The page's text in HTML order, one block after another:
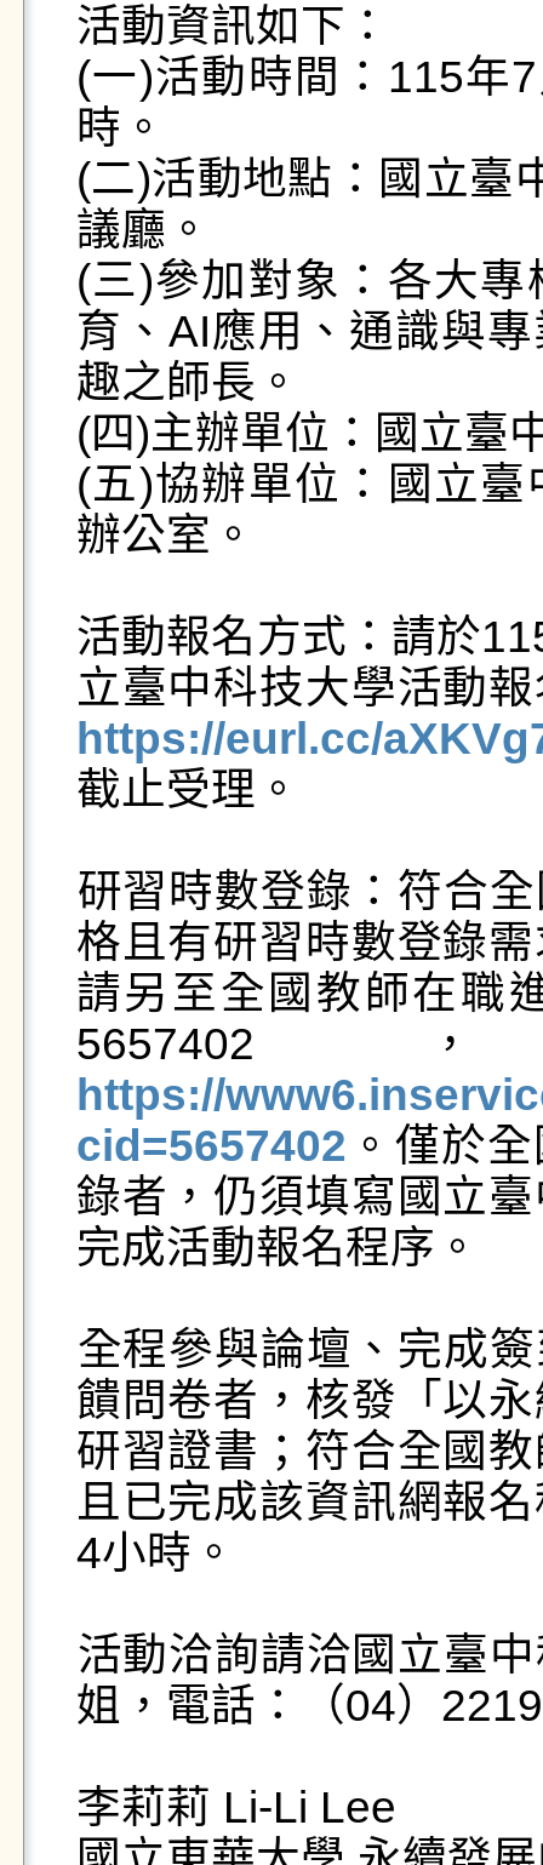
​​​活動資訊如下：
​​(一)​​​活動時間：115年
時。
​​(二)​​​活動地點：國立臺
議廳。
​​(三)​​​參加對象：各大
育、AI應用、通識與
趣之師長。
​​(四)​​​主辦單位：國立臺
​​(五)​​​協辦單位：國立
辦公室。
活動報名方式：請於
立臺中科技大學活動
https://eurl.cc/
截止受理。
研習時數登錄：符合
格且有研習時數登錄
請另至全國教師在職
https://
cid=5657402 。​​​僅於
錄者，仍須填寫國立
完成活動報名程序。
全程參與論壇、完成
饋問卷者，核發「以
研習證書；符合全國
且已完成該資訊網報
4小時。
活動洽詢請洽國立臺
姐，電話：（04）
李莉莉 Li-Li Lee